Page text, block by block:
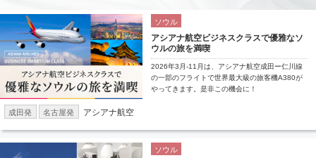
ソウル
アシアナ航空ビジネスクラスで優雅なソ
ウルの旅を満喫
2026年3月-11月は、アシアナ航空成田ー仁川線
の一部のフライトで世界最大級の旅客機A380が
やってきます。是非この機会に！
成田発 名古屋発 アシアナ航空
ソウル